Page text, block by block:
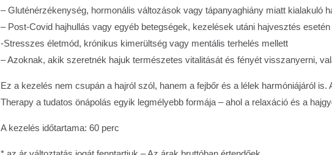
– Gluténérzékenység, hormonális változások vagy tápanyaghiány miatt kialakuló
– Post-Covid hajhullás vagy egyéb betegségek, kezelések utáni hajvesztés esetén
-Stresszes életmód, krónikus kimerültség vagy mentális terhelés mellett
– Azoknak, akik szeretnék hajuk természetes vitalitását és fényét visszanyerni,
Ez a kezelés nem csupán a hajról szól, hanem a fejbőr és a lélek harmóniájáról is.
Therapy a tudatos önápolás egyik legmélyebb formája – ahol a relaxáció és a
A kezelés időtartama: 60 perc